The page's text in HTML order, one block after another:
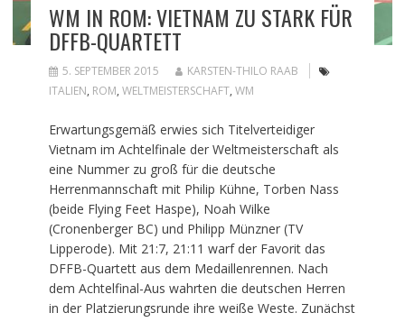
WM IN ROM: VIETNAM ZU STARK FÜR
DFFB-QUARTETT
5. SEPTEMBER 2015
KARSTEN-THILO RAAB
ITALIEN, ROM, WELTMEISTERSCHAFT, WM
Erwartungsgemäß erwies sich Titelverteidiger
Vietnam im Achtelfinale der Weltmeisterschaft als
eine Nummer zu groß für die deutsche
Herrenmannschaft mit Philip Kühne, Torben Nass
(beide Flying Feet Haspe), Noah Wilke
(Cronenberger BC) und Philipp Münzner (TV
Lipperode). Mit 21:7, 21:11 warf der Favorit das
DFFB-Quartett aus dem Medaillenrennen. Nach
dem Achtelfinal-Aus wahrten die deutschen Herren
in der Platzierungsrunde ihre weiße Weste. Zunächst